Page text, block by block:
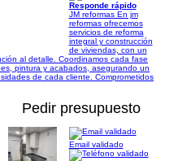
Responde rápido
JM reformas En jm
reformas ofrecemos
servicios de reforma
integral y construcción
de viviendas, con un
al detalle. Coordinamos cada fase
pintura y acabados, asegurando un
de cada cliente. Comprometidos
Pedir presupuesto
Email validado